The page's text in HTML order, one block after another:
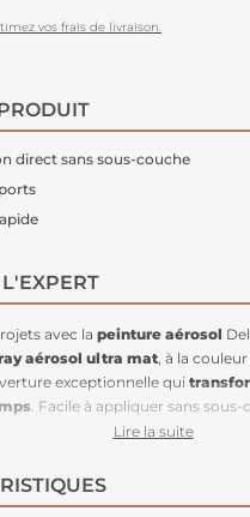
vos frais de livraison.
direct sans sous-couche
avec la peinture aérosol
aérosol ultra mat, à la
exceptionnelle qui
. Facile à appliquer sans
vie à des murs,décorer des
Pratique et efficace, il
pinceau est trop encombrant.
Lire la suite